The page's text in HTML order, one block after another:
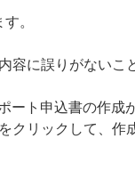
。
容に誤りがない
ート申込書の作
クリックして、